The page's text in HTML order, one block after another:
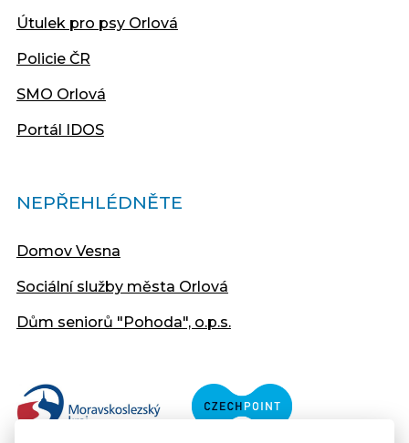
Útulek pro psy Orlová
Policie ČR
SMO Orlová
Portál IDOS
NEPŘEHLÉDNĚTE
Domov Vesna
Sociální služby města Orlová
Dům seniorů "Pohoda", o.p.s.